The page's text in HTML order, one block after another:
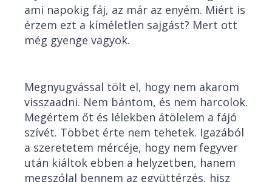
ami napokig fáj, az már az enyém. Miért is
érzem ezt a kíméletlen sajgást? Mert ott
még gyenge vagyok.
Megnyugvással tölt el, hogy nem akarom
visszaadni. Nem bántom, és nem harcolok.
Megértem őt és lélekben átölelem a fájó
szívét. Többet érte nem tehetek. Igazából
a szeretetem mércéje, hogy nem fegyver
után kiáltok ebben a helyzetben, hanem
megszólal bennem az együttérzés, hisz